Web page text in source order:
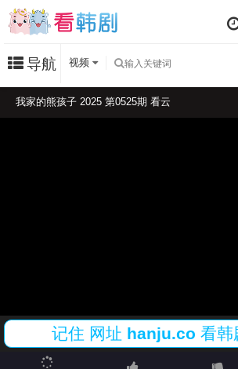
导航 视频
我家的熊孩子 2025 第0525期 看云
记住 网址 hanju.co 看韩